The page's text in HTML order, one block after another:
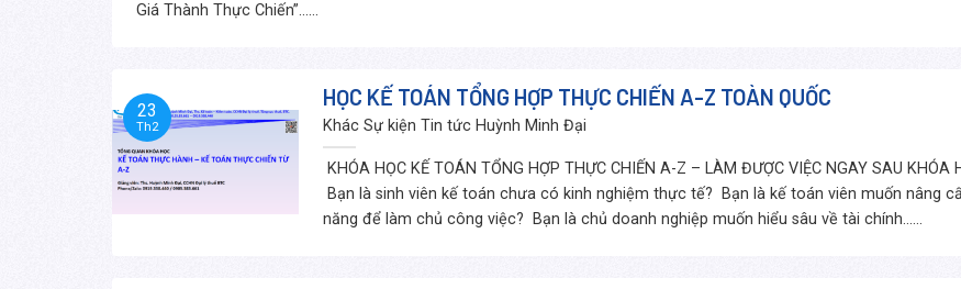
Giá Thành Thực Chiến”......
HỌC KẾ TOÁN TỔNG HỢP THỰC CHIẾN A-Z TOÀN QUỐC
Khác Sự kiện Tin tức Huỳnh Minh Đại
KHÓA HỌC KẾ TOÁN TỔNG HỢP THỰC CHIẾN A-Z – LÀM ĐƯỢC VIỆC NGAY SAU KHÓA
Bạn là sinh viên kế toán chưa có kinh nghiệm thực tế? Bạn là kế toán viên muốn nâng
năng để làm chủ công việc? Bạn là chủ doanh nghiệp muốn hiểu sâu về tài chính......
23
Th2